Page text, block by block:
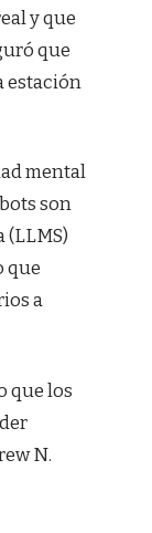
y que
que
estación
mental
son
(LLMS)
que
a
que los
N.